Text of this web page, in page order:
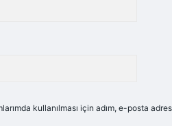
kullanılması için adım, e-posta